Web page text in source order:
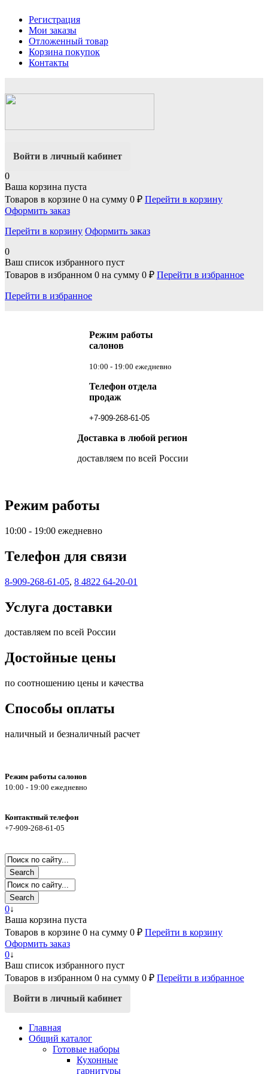
Регистрация
Мои заказы
Отложенный товар
Корзина покупок
Контакты
Войти в личный кабинет
0
Ваша корзина пуста
Товаров в корзине 0 на сумму 0 ₽ Перейти в корзину
Оформить заказ
Перейти в корзину Оформить заказ
0
Ваш список избранного пуст
Товаров в избранном 0 на сумму 0 ₽ Перейти в избранное
Перейти в избранное
Режим работы
салонов
10:00 - 19:00 ежедневно
Телефон отдела
продаж
+7-909-268-61-05
Доставка в любой регион
доставляем по всей России
Режим работы
10:00 - 19:00 ежедневно
Телефон для связи
8-909-268-61-05, 8 4822 64-20-01
Услуга доставки
доставляем по всей России
Достойные цены
по соотношению цены и качества
Способы оплаты
наличный и безналичный расчет
Режим работы салонов
10:00 - 19:00 ежедневно
Контактный телефон
+7-909-268-61-05
Search
Search
0↓
Ваша корзина пуста
Товаров в корзине 0 на сумму 0 ₽ Перейти в корзину
Оформить заказ
0↓
Ваш список избранного пуст
Товаров в избранном 0 на сумму 0 ₽ Перейти в избранное
Войти в личный кабинет
Главная
Общий каталог
Готовые наборы
Кухонные
гарнитуры